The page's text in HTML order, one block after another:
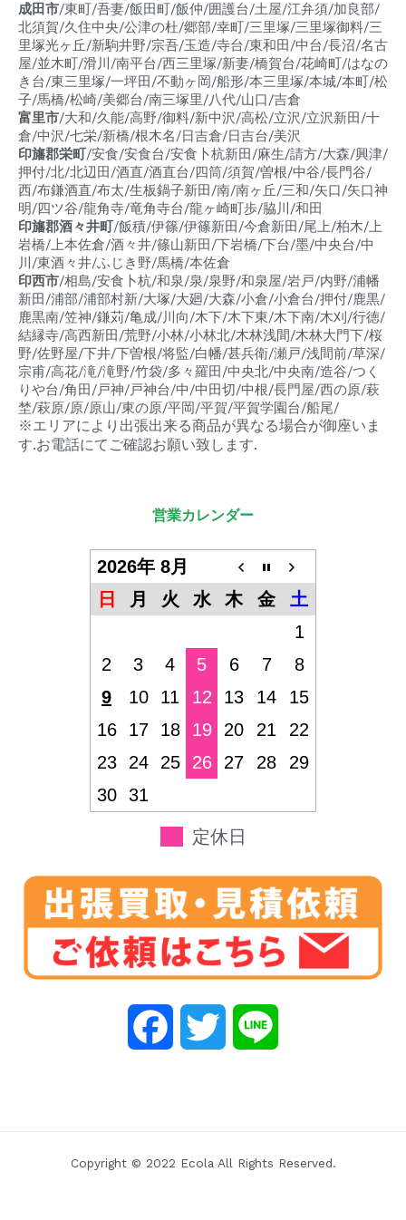
成田市/東町/吾妻/飯田町/飯仲/囲護台/土屋/江弁須/加良部/
北須賀/久住中央/公津の杜/郷部/幸町/三里塚/三里塚御料/三
里塚光ヶ丘/新駒井野/宗吾/玉造/寺台/東和田/中台/長沼/名古
屋/並木町/滑川/南平台/西三里塚/新妻/橋賀台/花崎町/はなの
き台/東三里塚/一坪田/不動ヶ岡/船形/本三里塚/本城/本町/松
子/馬橋/松崎/美郷台/南三塚里/八代/山口/吉倉
富里市/大和/久能/高野/御料/新中沢/高松/立沢/立沢新田/十
倉/中沢/七栄/新橋/根木名/日吉倉/日吉台/美沢
印旛郡栄町/安食/安食台/安食卜杭新田/麻生/請方/大森/興津/
押付/北/北辺田/酒直/酒直台/四筒/須賀/曽根/中谷/長門谷/
西/布鎌酒直/布太/生板鍋子新田/南/南ヶ丘/三和/矢口/矢口神
明/四ツ谷/龍角寺/竜角寺台/龍ヶ崎町歩/脇川/和田
印旛郡酒々井町/飯積/伊篠/伊篠新田/今倉新田/尾上/柏木/上
岩橋/上本佐倉/酒々井/篠山新田/下岩橋/下台/墨/中央台/中
川/東酒々井/ふじき野/馬橋/本佐倉
印西市/相島/安食卜杭/和泉/泉/泉野/和泉屋/岩戸/内野/浦幡
新田/浦部/浦部村新/大塚/大廻/大森/小倉/小倉台/押付/鹿黒/
鹿黒南/笠神/鎌苅/亀成/川向/木下/木下東/木下南/木刈/行徳/
結縁寺/高西新田/荒野/小林/小林北/木林浅間/木林大門下/桜
野/佐野屋/下井/下曽根/将監/白幡/甚兵衛/瀬戸/浅間前/草深/
宗甫/高花/滝/滝野/竹袋/多々羅田/中央北/中央南/造谷/つく
りや台/角田/戸神/戸神台/中/中田切/中根/長門屋/西の原/萩
埜/萩原/原/原山/東の原/平岡/平賀/平賀学園台/船尾/
※エリアにより出張出来る商品が異なる場合が御座いま
す.お電話にてご確認お願い致します.
営業カレンダー
2026年 8月
日
月 火 水 木 金
土
1
2
3 4 5 6 7
8
9
10 11 12 13 14
15
16
17 18 19 20 21
22
23
24 25 26 27 28
29
30
31
定休日
e t e
Copyright © 2022 Ecola All Rights Reserved.